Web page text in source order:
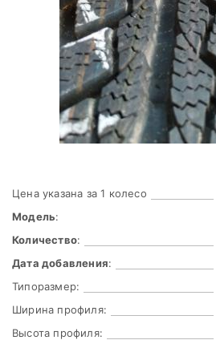
Цена указана за 1 колесо
Модель:
Количество:
Дата добавления:
Типоразмер:
Ширина профиля:
Высота профиля: